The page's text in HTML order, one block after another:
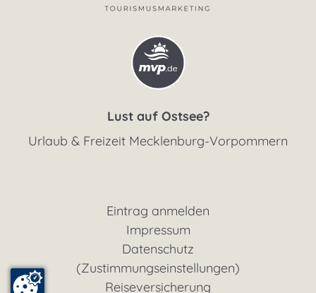
Lust auf Ostsee?
Urlaub & Freizeit Mecklenburg-Vorpommern
Eintrag anmelden
Impressum
Datenschutz
(Zustimmungseinstellungen)
Reiseversicherung